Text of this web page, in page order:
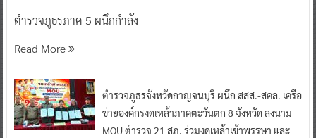
ตำรวจภูธรภาค 5 ผนึกกำลัง
Read More
ตำรวจภูธรจังหวัดกาญจนบุรี ผนึก สสส.-สคล. เครือ
ข่ายองค์กรงดเหล้าภาคตะวันตก 8 จังหวัด ลงนาม
MOU ตำรวจ 21 สภ. ร่วมงดเหล้าเข้าพรรษา และ